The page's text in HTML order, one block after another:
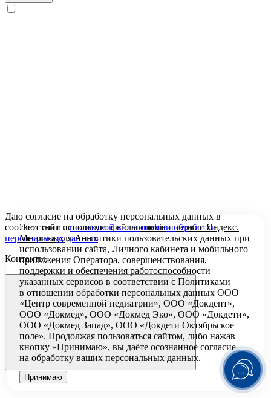
Даю согласие на обработку персональных данных в
соответствии сполитикой в отношении обработки
персональных данных
Контакты
Этот сайт использует файлыcookieисервис Яндекс.
Метрикадля Аналитики пользовательских данных при
использовании сайта, Личного кабинета и мобильного
приложения Оператора, совершенствования,
поддержки и обеспечения работоспособности
указанных сервисов в соответствии с Политиками
в отношении обработки персональных данных ООО
«Центр современной педиатрии», ООО «Докдент»,
ООО «Докмед», ООО «Докмед Эко», ООО «Докдети»,
ООО «Докмед Запад», ООО «Докдети Октябрьское
поле». Продолжая пользоваться сайтом, либо нажав
кнопку «Принимаю», вы даёте осознанное согласие
на обработку ваших персональных данных.
Принимаю